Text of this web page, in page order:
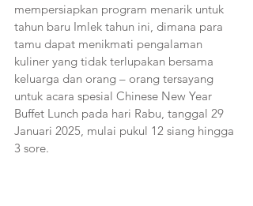
mempersiapkan program menarik untuk
tahun baru Imlek tahun ini, dimana para
tamu dapat menikmati pengalaman
kuliner yang tidak terlupakan bersama
keluarga dan orang – orang tersayang
untuk acara spesial Chinese New Year
Buffet Lunch pada hari Rabu, tanggal 29
Januari 2025, mulai pukul 12 siang hingga
3 sore.